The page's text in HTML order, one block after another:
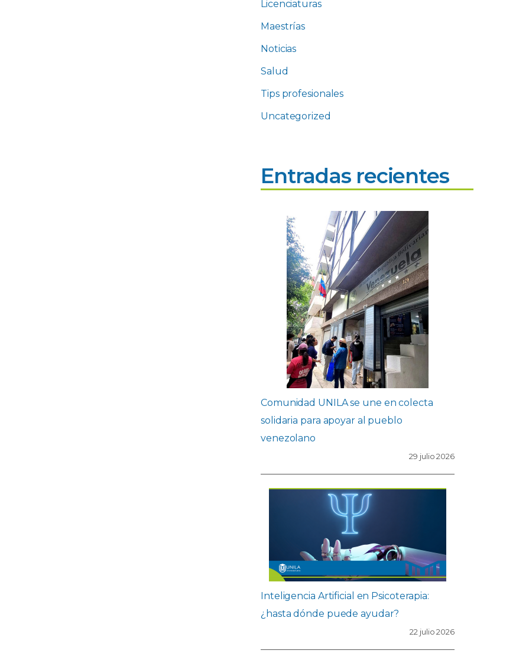
Licenciaturas
Maestrías
Noticias
Salud
Tips profesionales
Uncategorized
Entradas recientes
Comunidad UNILA se une en colecta
solidaria para apoyar al pueblo
venezolano
29 julio 2026
Inteligencia Artificial en Psicoterapia:
¿hasta dónde puede ayudar?
22 julio 2026